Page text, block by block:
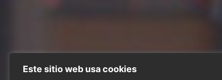
Este sitio web usa cookies